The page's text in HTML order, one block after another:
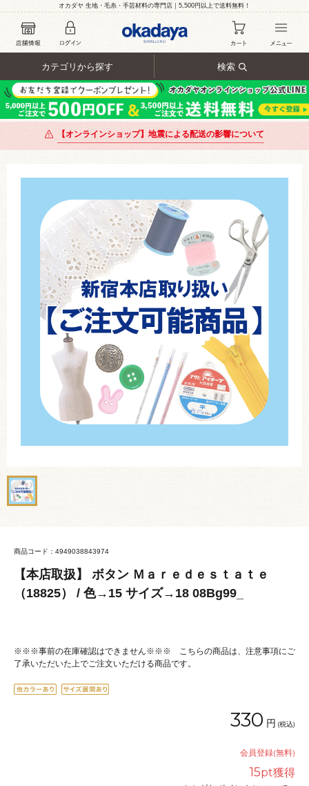
オカダヤ 生地・毛糸・手芸材料の専門店｜5,500円以上で送料無料！
カテゴリから探す 検索
【オンラインショップ】地震による配送の影響について
商品コード：4949038843974
【本店取扱】 ボタン Ｍａｒｅｄｅｓｔａｔｅ
（18825） / 色→15 サイズ→18 08Bg99_
※※※事前の在庫確認はできません※※※ こちらの商品は、注意事項にご
了承いただいた上でご注文いただける商品です。
330 円 (税込)
会員登録(無料)
15pt獲得